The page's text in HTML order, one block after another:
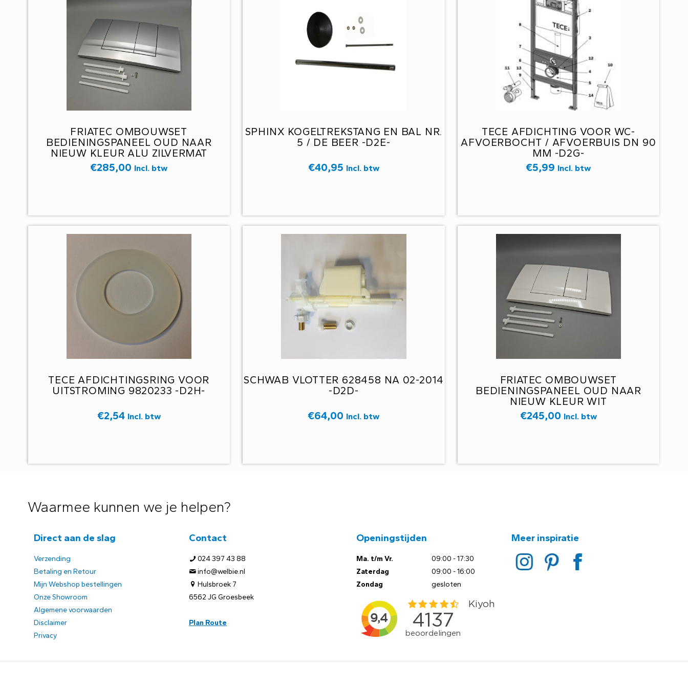
FRIATEC OMBOUWSET
BEDIENINGSPANEEL OUD NAAR
NIEUW KLEUR ALU ZILVERMAT
€285,00 Incl. btw
SPHINX KOGELTREKSTANG EN BAL NR.
5 / DE BEER -D2E-
€40,95 Incl. btw
TECE AFDICHTING VOOR WC-
AFVOERBOCHT / AFVOERBUIS DN 90
MM -D2G-
€5,99 Incl. btw
TECE AFDICHTINGSRING VOOR
UITSTROMING 9820233 -D2H-
€2,54 Incl. btw
SCHWAB VLOTTER 628458 NA 02-2014
-D2D-
€64,00 Incl. btw
FRIATEC OMBOUWSET
BEDIENINGSPANEEL OUD NAAR
NIEUW KLEUR WIT
€245,00 Incl. btw
Waarmee kunnen we je helpen?
Direct aan de slag
Verzending
Betaling en Retour
Mijn Webshop bestellingen
Onze Showroom
Algemene voorwaarden
Disclaimer
Privacy
Contact
024 397 43 88
info@welbie.nl
Hulsbroek 7
6562 JG Groesbeek
Plan Route
Openingstijden
Ma. t/m Vr.
Zaterdag
Zondag
09:00 - 17:30
09:00 - 16:00
gesloten
Meer inspiratie